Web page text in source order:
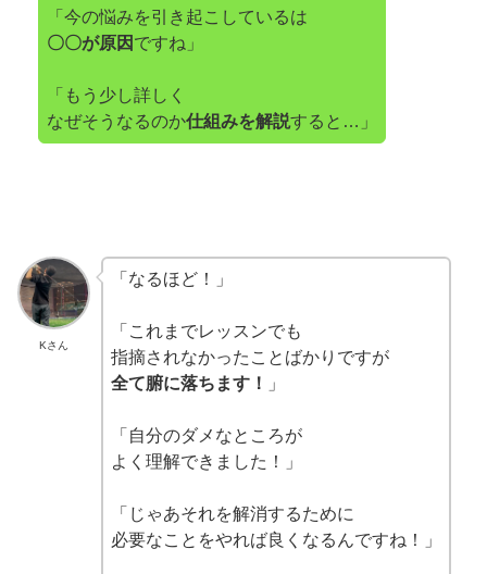
「今の悩みを引き起こしているは
〇〇が原因 ですね」
「もう少し詳しく
なぜそうなるのか仕組みを解説すると…」
Kさん
「なるほど！」
「これまでレッスンでも
指摘されなかったことばかりですが
全て腑に落ちます！
」
「自分のダメなところが
よく理解できました！」
「じゃあそれを解消するために
必要なことをやれば良くなるんですね！」